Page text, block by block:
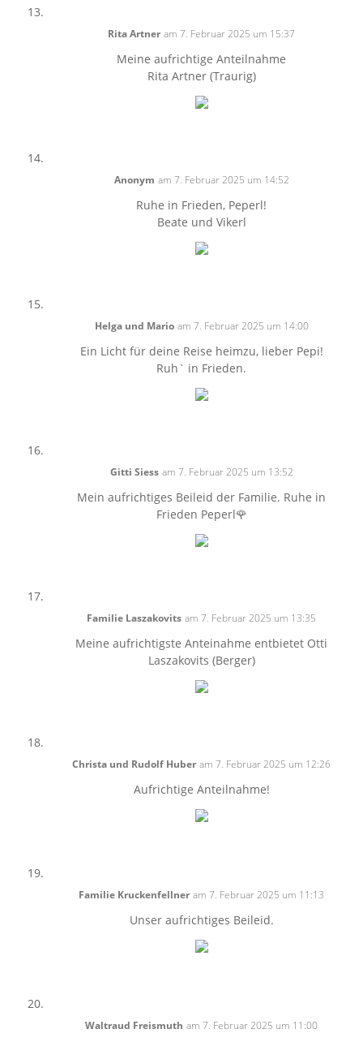
Rita Artner am 7. Februar 2025 um 15:37
Meine aufrichtige Anteilnahme
Rita Artner (Traurig)
Anonym am 7. Februar 2025 um 14:52
Ruhe in Frieden, Peperl!
Beate und Vikerl
Helga und Mario am 7. Februar 2025 um 14:00
Ein Licht für deine Reise heimzu, lieber Pepi!
Ruh` in Frieden.
Gitti Siess am 7. Februar 2025 um 13:52
Mein aufrichtiges Beileid der Familie. Ruhe in
Frieden Peperl🌹
Familie Laszakovits am 7. Februar 2025 um 13:35
Meine aufrichtigste Anteinahme entbietet Otti
Laszakovits (Berger)
Christa und Rudolf Huber am 7. Februar 2025 um 12:26
Aufrichtige Anteilnahme!
Familie Kruckenfellner am 7. Februar 2025 um 11:13
Unser aufrichtiges Beileid.
Waltraud Freismuth am 7. Februar 2025 um 11:00